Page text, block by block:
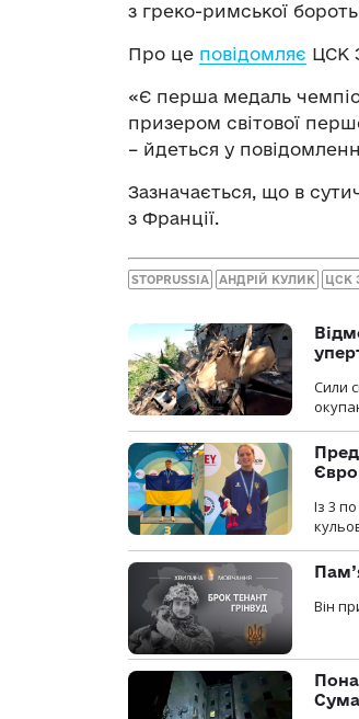
з греко-римської
Про це повідомляє ЦСК
«Є перша медаль
призером світової
– йдеться у
Зазначається, що в
з Франції.
STOPRUSSIA АНДРІЙ КУЛИК ЦСК
Сили
Із 3
Він